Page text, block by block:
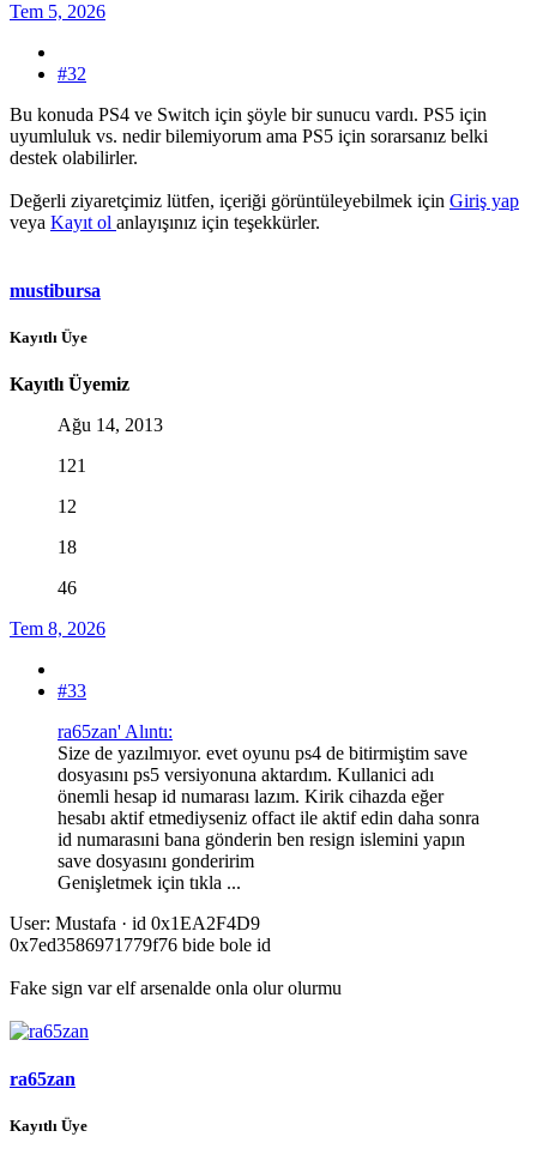
Tem 5, 2026
#32
Bu konuda PS4 ve Switch için şöyle bir sunucu vardı. PS5 için
uyumluluk vs. nedir bilemiyorum ama PS5 için sorarsanız belki
destek olabilirler.
Değerli ziyaretçimiz lütfen, içeriği görüntüleyebilmek için Giriş yap
veya Kayıt ol anlayışınız için teşekkürler.
mustibursa
Kayıtlı Üye
Kayıtlı Üyemiz
Ağu 14, 2013
121
12
18
46
Tem 8, 2026
#33
ra65zan' Alıntı:
Size de yazılmıyor. evet oyunu ps4 de bitirmiştim save
dosyasını ps5 versiyonuna aktardım. Kullanici adı
önemli hesap id numarası lazım. Kirik cihazda eğer
hesabı aktif etmediyseniz offact ile aktif edin daha sonra
id numarasıni bana gönderin ben resign islemini yapın
save dosyasını gonderirim
Genişletmek için tıkla ...
User: Mustafa · id 0x1EA2F4D9
0x7ed3586971779f76 bide bole id
Fake sign var elf arsenalde onla olur olurmu
ra65zan
Kayıtlı Üye